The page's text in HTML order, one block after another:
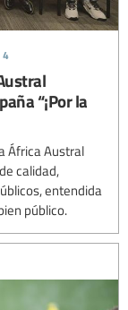
“¡Por la
África Austral
calidad,
entendida
público.